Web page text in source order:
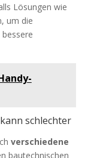
Lösungen wie
um die
schlechter
verschiedene
bautechnischen